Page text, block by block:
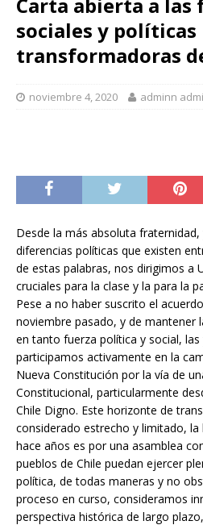
sociales y políticas
transformadoras
noviembre 4, 2020 adminn
Desde la más absoluta
diferencias políticas que existen
de estas palabras, nos dirigimos a
cruciales para la clase y la para la
Pese a no haber suscrito el
noviembre pasado, y de mantener
en tanto fuerza política y social,
participamos activamente en la
Nueva Constitución por la vía de
Constitucional, particularmente
Chile Digno. Este horizonte de
considerado estrecho y limitado,
hace años es por una asamblea
pueblos de Chile puedan ejercer
política, de todas maneras y no
proceso en curso, consideramos
perspectiva histórica de largo